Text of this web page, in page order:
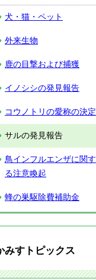
犬・猫・ペット
外来生物
鹿の目撃および捕獲
イノシシの発見報告
コウノトリの愛称の決定
サルの発見報告
鳥インフルエンザに関す
る注意喚起
蜂の巣駆除費補助金
みすトピックス